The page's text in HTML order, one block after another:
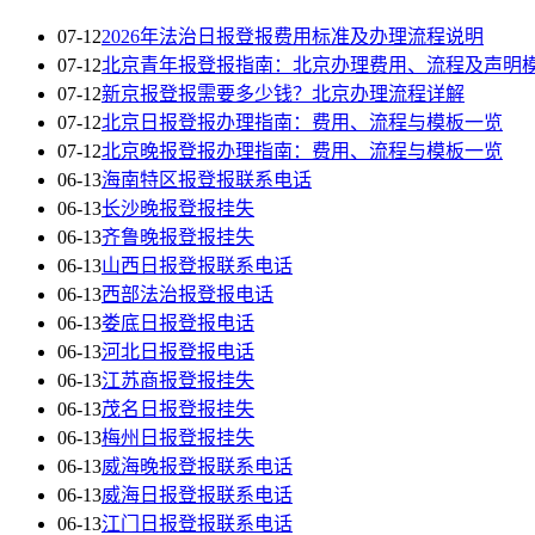
07-122026年法治日报登报费用标准及办理流程说明
07-12北京青年报登报指南：北京办理费用、流程及声明
07-12新京报登报需要多少钱？北京办理流程详解
07-12北京日报登报办理指南：费用、流程与模板一览
07-12北京晚报登报办理指南：费用、流程与模板一览
06-13海南特区报登报联系电话
06-13长沙晚报登报挂失
06-13齐鲁晚报登报挂失
06-13山西日报登报联系电话
06-13西部法治报登报电话
06-13娄底日报登报电话
06-13河北日报登报电话
06-13江苏商报登报挂失
06-13茂名日报登报挂失
06-13梅州日报登报挂失
06-13威海晚报登报联系电话
06-13威海日报登报联系电话
06-13江门日报登报联系电话